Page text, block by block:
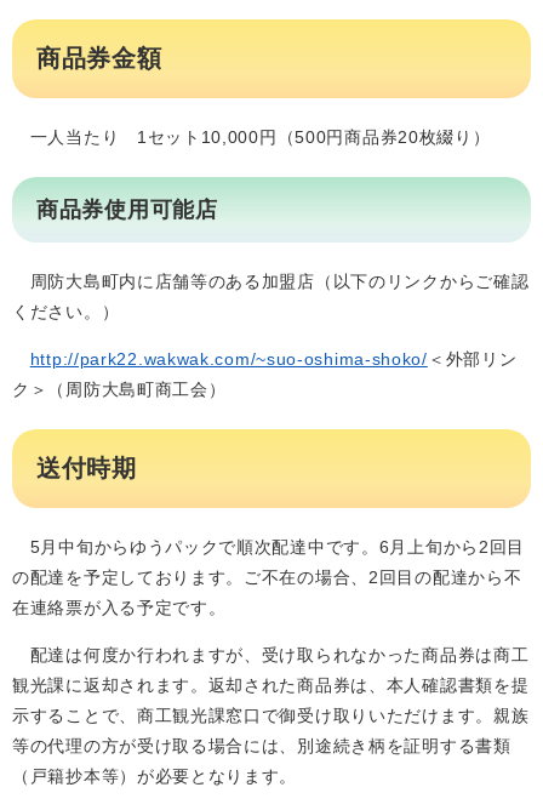
商品券金額
一人当たり 1セット10,000円（500円商品券20枚綴り）
​商品券使用可能店
周防大島町内に店舗等のある加盟店（以下のリンクからご確認
ください。）
http://park22.wakwak.com/~suo-oshima-shoko/ ＜外部リン
ク＞
（周防大島町商工会）
送付時期
5月中旬からゆうパックで順次配達中です。6月上旬から2回目
の配達を予定しております。ご不在の場合、2回目の配達から不
在連絡票が入る予定です。
配達は何度か行われますが、受け取られなかった商品券は商工
観光課に返却されます。返却された商品券は、本人確認書類を提
示することで、商工観光課窓口で御受け取りいただけます。親族
等の代理の方が受け取る場合には、別途続き柄を証明する書類
（戸籍抄本等）が必要となります。